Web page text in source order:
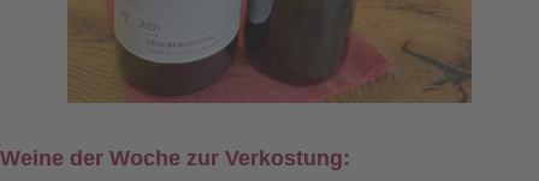
Weine der Woche zur Verkostung: